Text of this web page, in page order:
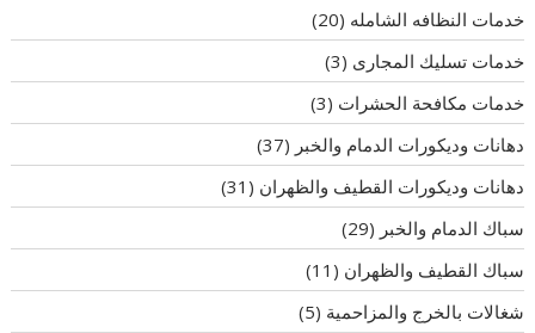
خدمات النظافه الشامله (20)
خدمات تسليك المجارى (3)
خدمات مكافحة الحشرات (3)
دهانات وديكورات الدمام والخبر (37)
دهانات وديكورات القطيف والظهران (31)
سباك الدمام والخبر (29)
سباك القطيف والظهران (11)
شغالات بالخرج والمزاحمية (5)